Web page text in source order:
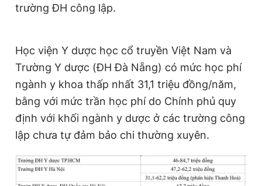
trường ĐH công lập.
Học viện Y dược học cổ truyền Việt Nam và
Trường Y dược (ĐH Đà Nẵng) có mức học phí
ngành y khoa thấp nhất 31,1 triệu đồng/năm,
bằng với mức trần học phí do Chính phủ quy
định với khối ngành y dược ở các trường công
lập chưa tự đảm bảo chi thường xuyên.